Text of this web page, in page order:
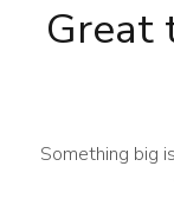
Great
Something big